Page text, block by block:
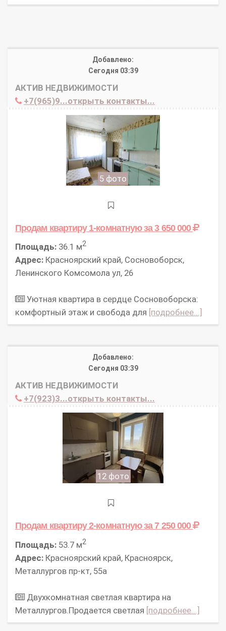
Добавлено:
Сегодня 03:39
АКТИВ НЕДВИЖИМОСТИ
+7(965)9...открыть контакты...
5 фото
Продам квартиру 1-комнатнуюза 3 650 000
Площадь: 36.1 м2
Адрес: Красноярский край, Сосновоборск,
Ленинского Комсомола ул, 26
Уютная квартира в сердце Сосновоборска:
комфортный этаж и свобода для [подробнее...]
Добавлено:
Сегодня 03:39
АКТИВ НЕДВИЖИМОСТИ
+7(923)3...открыть контакты...
12 фото
Продам квартиру 2-комнатнуюза 7 250 000
Площадь: 53.7 м2
Адрес: Красноярский край, Красноярск,
Металлургов пр-кт, 55а
Двухкомнатная светлая квартира на
Металлургов.Продается светлая [подробнее...]